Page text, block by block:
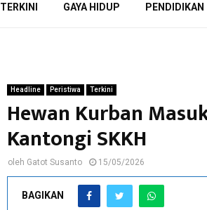
TERKINI GAYA HIDUP PENDIDIKAN
Headline Peristiwa Terkini
Hewan Kurban
Kantongi SKKH
oleh Gatot Susanto 15/05/2026
BAGIKAN